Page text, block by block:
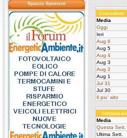
Spazio Sponsor
Giornaliero
Media
Oggi
Ieri
Aug 6
Aug 5
Aug 4
Aug 3
Aug 2
Aug 1
Jul 31
Jul 30
Il piu' alto
Settimanale
Media
Questa Sett.
Ultima Sett.